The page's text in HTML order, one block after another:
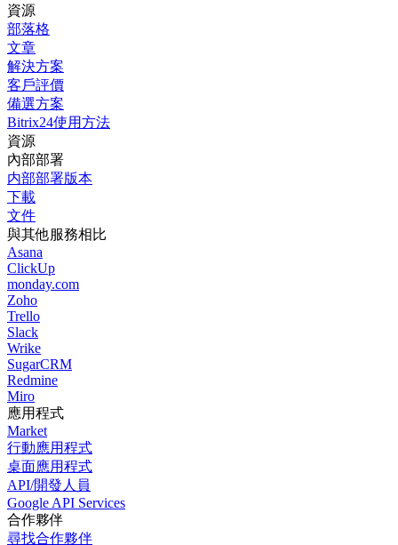
資源
部落格
文章
解決方案
客戶評價
備選方案
Bitrix24使用方法
資源
內部部署
内部部署版本
下載
文件
與其他服務相比
Asana
ClickUp
monday.com
Zoho
Trello
Slack
Wrike
SugarCRM
Redmine
Miro
應用程式
Market
行動應用程式
桌面應用程式
API/開發人員
Google API Services
合作夥伴
尋找合作夥伴